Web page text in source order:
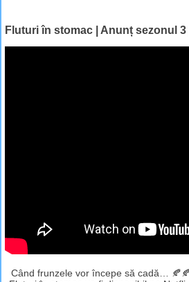
Fluturi în stomac | Anunț sezonul 3
Când frunzele vor începe să cadă…